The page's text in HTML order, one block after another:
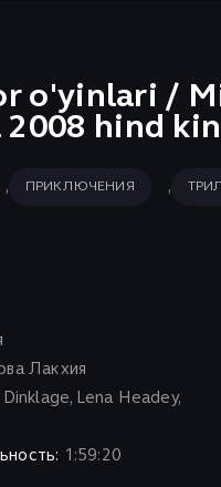
o'yinlari /
hind
, ПРИКЛЮЧЕНИЯ ,
Лакхия
Lena Headey,
1:59:20